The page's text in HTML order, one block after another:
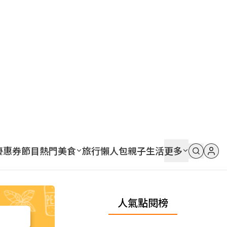
惠券節目熱門美食 旅行懶人包親子生活更多
人氣點閱榜